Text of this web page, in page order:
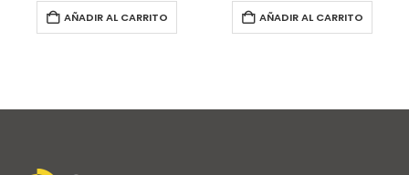
AÑADIR AL CARRITO AÑADIR AL CARRITO